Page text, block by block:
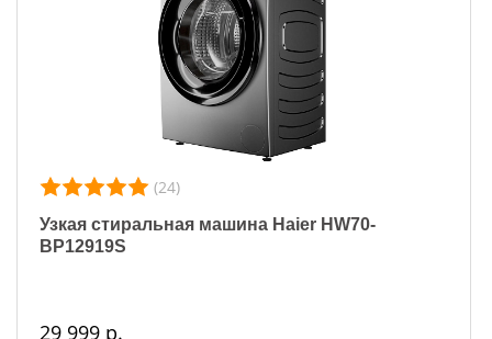
(24)
Узкая стиральная машина Haier HW70-
BP12919S
29 999 р.